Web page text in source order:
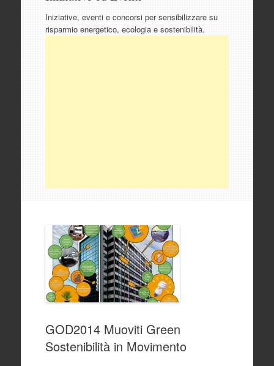
contenutoIniziative, eventi e concorsi per sensibilizzare su
risparmio energetico, ecologia e sostenibilità.
GOD2014 Muoviti Green
Sostenibilità in Movimento